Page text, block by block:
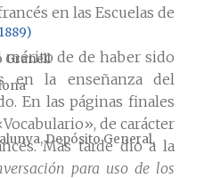
en las Escuelas de
mérito de de haber sido
en la enseñanza del
En las páginas finales
de carácter
Más tarde dio a la
para uso de los
Granell
Depósito General,